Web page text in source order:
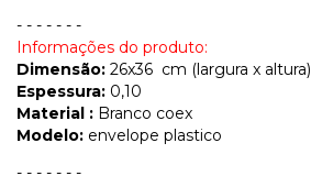
- - - - - - -
Informações do produto:
Dimensão: 26x36 cm (largura x altura)
Espessura: 0,10
Material : Branco coex
Modelo: envelope plastico